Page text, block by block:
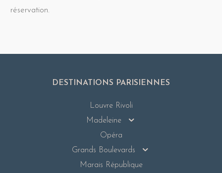
réservation.
DESTINATIONS PARISIENNES
Louvre Rivoli
Madeleine
Opéra
Grands Boulevards
Marais République